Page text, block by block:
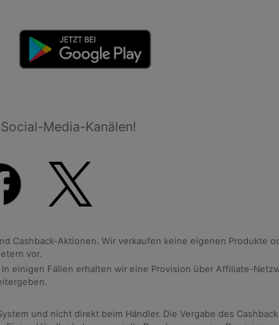
Media-Kanälen!
Cashback-Aktionen. Wir verkaufen keine eigenen Produkte
vor.
Fällen erhalten wir eine Provision über Affiliate-
und nicht direkt beim Händler. Die Vergabe des